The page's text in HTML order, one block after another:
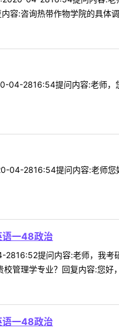
容:咨询热带作物学院的具体
2816:54提问内容:老师
2816:54提问内容:老师
语一48政治
提问内容:老师，我
管理学专业？回复内容:您好
语一48政治